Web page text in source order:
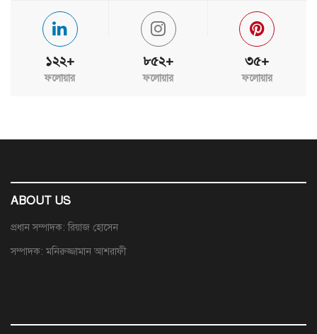
১২২+
ফলোয়ার
৮৫২+
ফলোয়ার
৩৫+
ফলোয়ার
ABOUT US
প্রধান সম্পাদক: রিয়াজ হোসেন
সম্পাদক: মনিরুজ্জামান আশরাফী